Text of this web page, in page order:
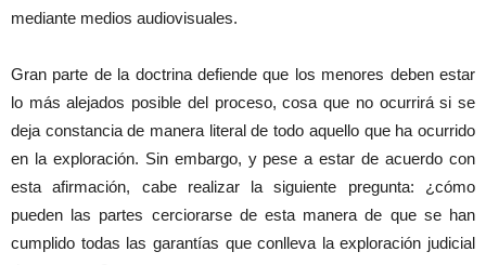
mediante medios audiovisuales.
Gran parte de la doctrina defiende que los menores deben estar
lo más alejados posible del proceso, cosa que no ocurrirá si se
deja constancia de manera literal de todo aquello que ha ocurrido
en la exploración. Sin embargo, y pese a estar de acuerdo con
esta afirmación, cabe realizar la siguiente pregunta: ¿cómo
pueden las partes cerciorarse de esta manera de que se han
cumplido todas las garantías que conlleva la exploración judicial